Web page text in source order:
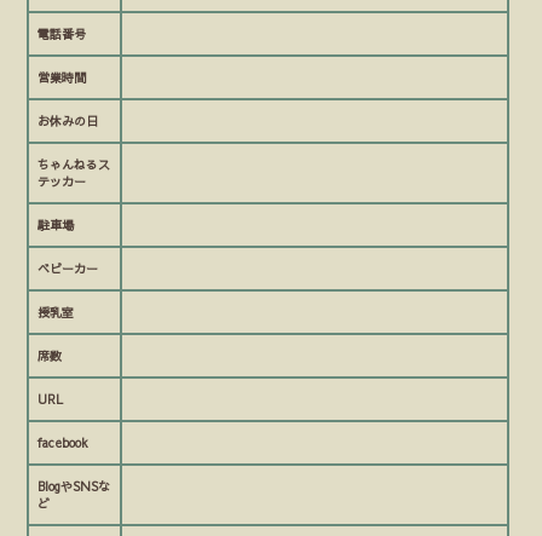
電話番号
営業時間
お休みの日
ちゃんねるス
テッカー
駐車場
ベビーカー
授乳室
席数
URL
facebook
BlogやSNSな
ど